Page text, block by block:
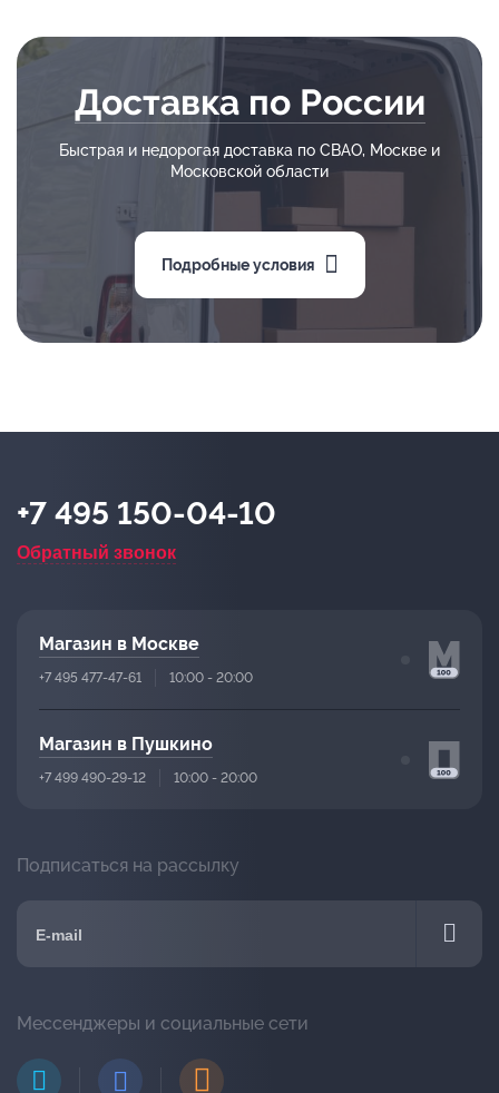
Доставка по России
Быстрая и недорогая доставка по СВАО, Москве и
Московской области
Подробные условия
+7 495 150-04-10
Обратный звонок
Магазин в Москве
+7 495 477-47-61 10:00 - 20:00
Магазин в Пушкино
+7 499 490-29-12 10:00 - 20:00
Подписаться на рассылку
Мессенджеры и социальные сети